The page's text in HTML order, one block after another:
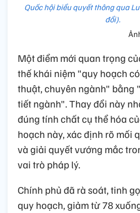
Quốc hội biểu quyết thông qua
đổi).
Một điểm mới quan trọng
thế khái niệm "quy hoạch
thuật, chuyên ngành" bằng
tiết ngành". Thay đổi này
đúng tính chất cụ thể hóa
hoạch này, xác định rõ mối
và giải quyết vướng mắc
vai trò pháp lý.
Chính phủ đã rà soát, tinh
quy hoạch, giảm từ 78